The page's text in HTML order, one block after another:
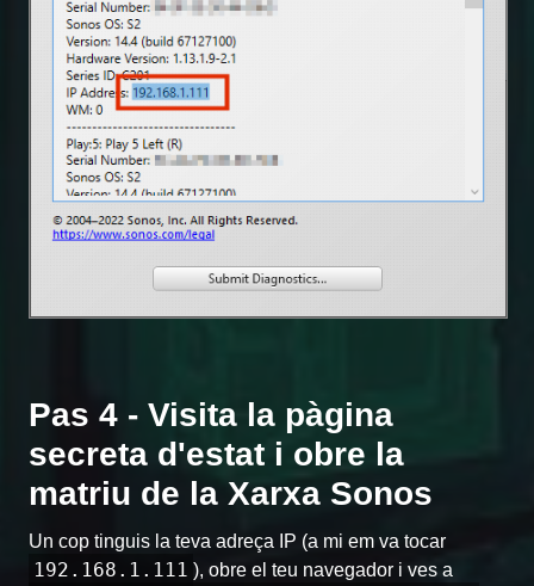
Pas 4 - Visita la pàgina
secreta d'estat i obre la
matriu de la Xarxa Sonos
Un cop tinguis la teva adreça IP (a mi em va tocar
192.168.1.111 ), obre el teu navegador i ves a